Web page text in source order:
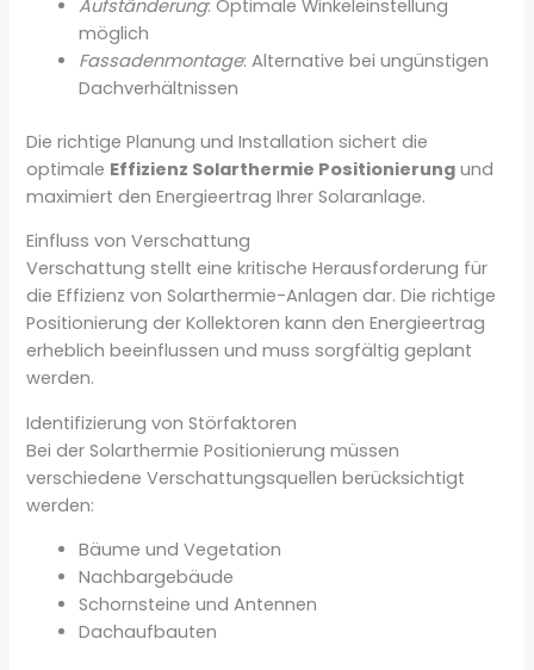
Aufständerung: Optimale Winkeleinstellung
möglich
Fassadenmontage: Alternative bei ungünstigen
Dachverhältnissen
Die richtige Planung und Installation sichert die
optimale Effizienz Solarthermie Positionierung und
maximiert den Energieertrag Ihrer Solaranlage.
Einfluss von Verschattung
Verschattung stellt eine kritische Herausforderung für
die Effizienz von Solarthermie-Anlagen dar. Die richtige
Positionierung der Kollektoren kann den Energieertrag
erheblich beeinflussen und muss sorgfältig geplant
werden.
Identifizierung von Störfaktoren
Bei der Solarthermie Positionierung müssen
verschiedene Verschattungsquellen berücksichtigt
werden:
Bäume und Vegetation
Nachbargebäude
Schornsteine und Antennen
Dachaufbauten